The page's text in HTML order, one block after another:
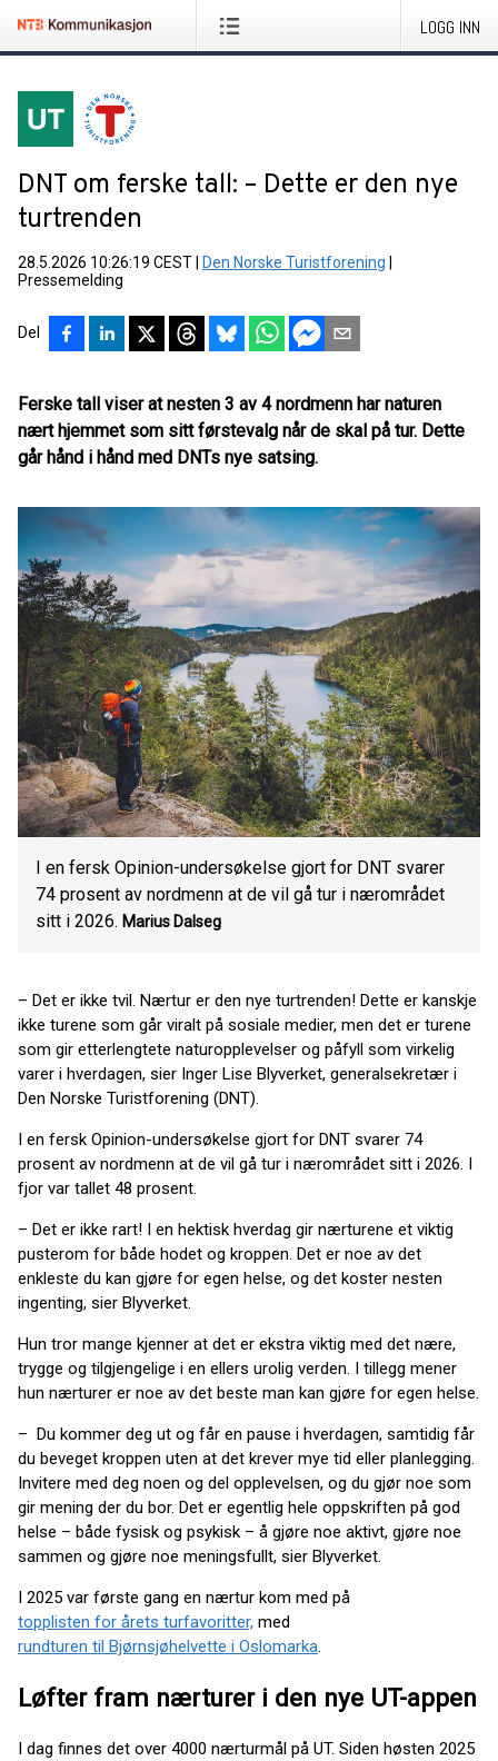
LOGG INN
DNT om ferske tall: – Dette er den nye
turtrenden
28.5.2026 10:26:19 CEST Den Norske Turistforening
Pressemelding
Del
Ferske tall viser at nesten 3 av 4 nordmenn har naturen
nært hjemmet som sitt førstevalg når de skal på tur. Dette
går hånd i hånd med DNTs nye satsing.
I en fersk Opinion-undersøkelse gjort for DNT svarer
74 prosent av nordmenn at de vil gå tur i nærområdet
sitt i 2026. Marius Dalseg
– Det er ikke tvil. Nærtur er den nye turtrenden! Dette er kanskje
ikke turene som går viralt på sosiale medier, men det er turene
som gir etterlengtete naturopplevelser og påfyll som virkelig
varer i hverdagen, sier Inger Lise Blyverket, generalsekretær i
Den Norske Turistforening (DNT).
I en fersk Opinion-undersøkelse gjort for DNT svarer 74
prosent av nordmenn at de vil gå tur i nærområdet sitt i 2026. I
fjor var tallet 48 prosent.
– Det er ikke rart! I en hektisk hverdag gir nærturene et viktig
pusterom for både hodet og kroppen. Det er noe av det
enkleste du kan gjøre for egen helse, og det koster nesten
ingenting, sier Blyverket.
Hun tror mange kjenner at det er ekstra viktig med det nære,
trygge og tilgjengelige i en ellers urolig verden. I tillegg mener
hun nærturer er noe av det beste man kan gjøre for egen helse.
– Du kommer deg ut og får en pause i hverdagen, samtidig får
du beveget kroppen uten at det krever mye tid eller planlegging.
Invitere med deg noen og del opplevelsen, og du gjør noe som
gir mening der du bor. Det er egentlig hele oppskriften på god
helse – både fysisk og psykisk – å gjøre noe aktivt, gjøre noe
sammen og gjøre noe meningsfullt, sier Blyverket.
I 2025 var første gang en nærtur kom med på
topplisten for årets turfavoritter, med
rundturen til Bjørnsjøhelvette i Oslomarka.
Løfter fram nærturer i den nye UT-appen
I dag finnes det over 4000 nærturmål på UT. Siden høsten 2025